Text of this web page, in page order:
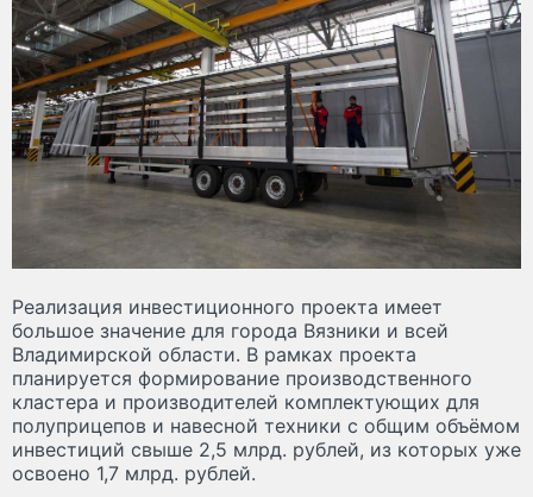
Реализация инвестиционного проекта имеет
большое значение для города Вязники и всей
Владимирской области. В рамках проекта
планируется формирование производственного
кластера и производителей комплектующих для
полуприцепов и навесной техники с общим объёмом
инвестиций свыше 2,5 млрд. рублей, из которых уже
освоено 1,7 млрд. рублей.